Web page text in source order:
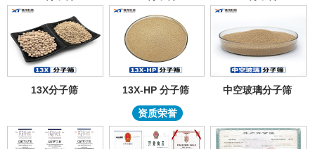
13X分子筛 13X-HP 分子筛 中空玻璃分子筛
资质荣誉